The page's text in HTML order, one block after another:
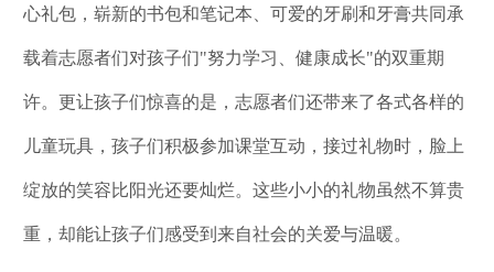
心礼包，崭新的书包和笔记本、可爱的牙刷和牙膏共同承
载着志愿者们对孩子们"努力学习、健康成长"的双重期
许。更让孩子们惊喜的是，志愿者们还带来了各式各样的
儿童玩具，孩子们积极参加课堂互动，接过礼物时，脸上
绽放的笑容比阳光还要灿烂。这些小小的礼物虽然不算贵
重，却能让孩子们感受到来自社会的关爱与温暖。